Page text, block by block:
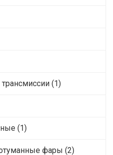
(1)
(1)
фары (2)